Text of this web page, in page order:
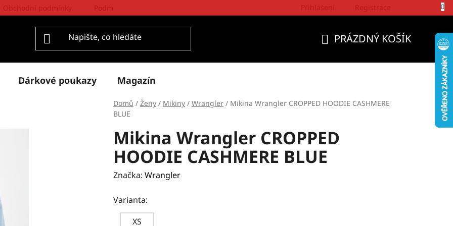
PRÁZDNÝ KOŠÍK
Dárkové poukazy Magazín
Domů / Ženy / Mikiny / Wrangler / Mikina Wrangler CROPPED HOODIE CASHMERE
BLUE
Mikina Wrangler CROPPED
HOODIE CASHMERE BLUE
Značka: Wrangler
Varianta:
XS